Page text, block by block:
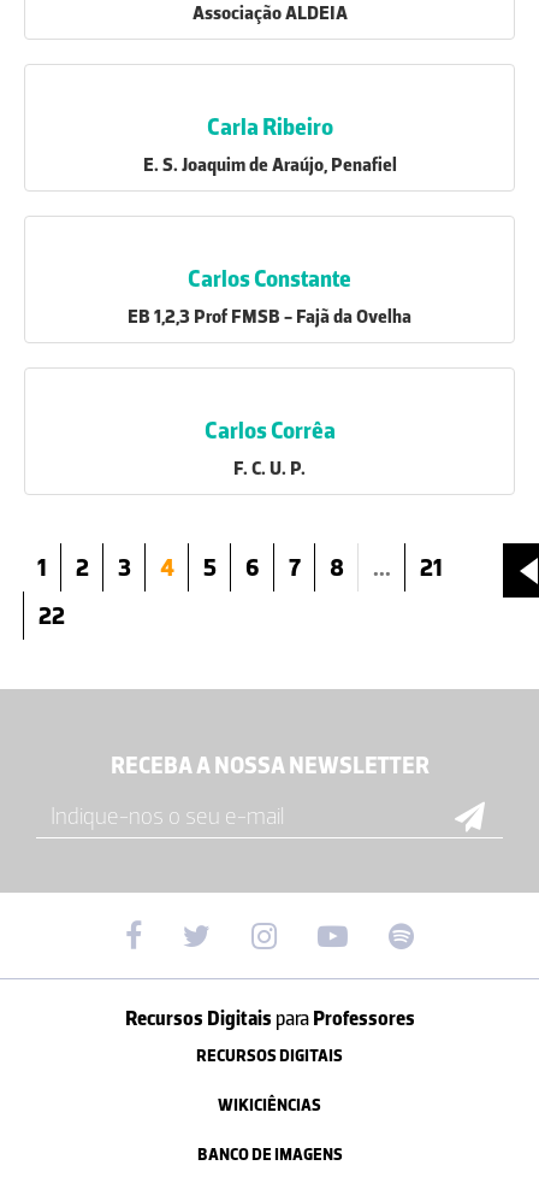
Associação ALDEIA
Carla Ribeiro
E. S. Joaquim de Araújo, Penafiel
Carlos Constante
EB 1,2,3 Prof FMSB - Fajã da Ovelha
Carlos Corrêa
F. C. U. P.
1 2 3 4 5 6 7 8 ...
21
22
RECEBA A NOSSA NEWSLETTER
Recursos Digitais paraProfessores
RECURSOS DIGITAIS
WIKICIÊNCIAS
BANCO DE IMAGENS